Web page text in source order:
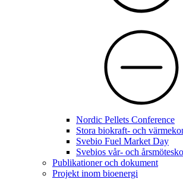
Nordic Pellets Conference
Stora biokraft- och
Svebio Fuel Market Day
Svebios vår- och
Publikationer och dokument
Projekt inom bioenergi